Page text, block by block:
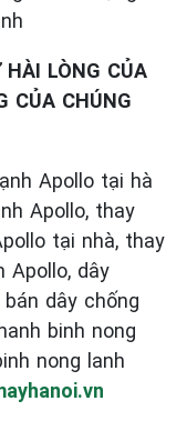
LÒNG CỦA
CỦA CHÚNG
Apollo tại hà
Apollo, thay
tại nhà, thay
Apollo, dây
dây chống
binh nong
nong lanh